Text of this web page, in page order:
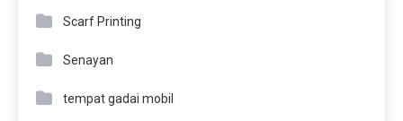
Scarf Printing
Senayan
tempat gadai mobil